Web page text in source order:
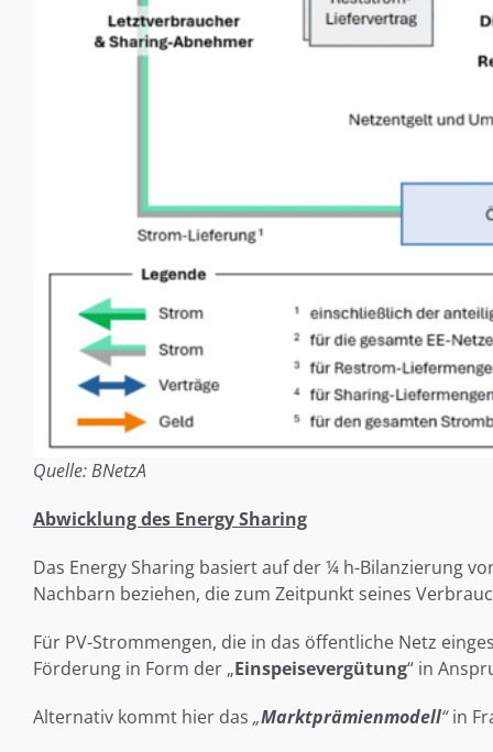
Quelle: BNetzA
Abwicklung des Energy Sharing
Das Energy Sharing basiert auf der ¼ h-Bilanzierung
Nachbarn beziehen, die zum Zeitpunkt seines
Für PV-Strommengen, die in das öffentliche Netz
Förderung in Form der „Einspeisevergütung“ in
Alternativ kommt hier das „Marktprämienmodell“in